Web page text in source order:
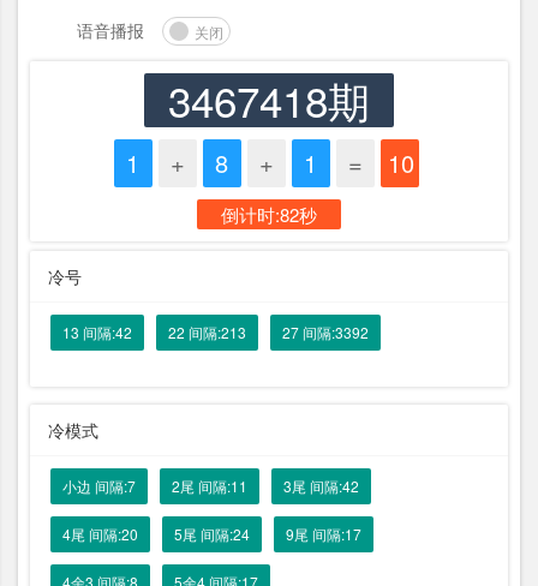
语音播报 关闭
3467418期
1 + 8 + 1 = 10
倒计时:82秒
冷号
13 间隔:42 22 间隔:213 27 间隔:3392
冷模式
小边 间隔:7 2尾 间隔:11 3尾 间隔:42
4尾 间隔:20 5尾 间隔:24 9尾 间隔:17
4余3 间隔:8 5余4 间隔:17